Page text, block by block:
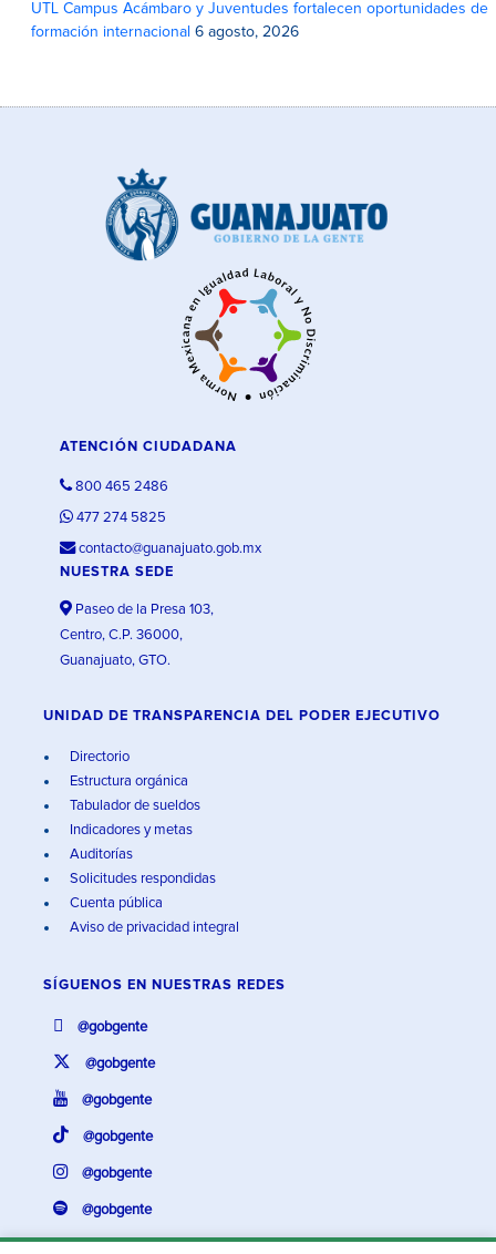
UTL Campus Acámbaro y Juventudes fortalecen oportunidades de
formación internacional 6 agosto, 2026
ATENCIÓN CIUDADANA
800 465 2486
477 274 5825
contacto@guanajuato.gob.mx
NUESTRA SEDE
Paseo de la Presa 103,
Centro, C.P. 36000,
Guanajuato, GTO.
UNIDAD DE TRANSPARENCIA DEL PODER EJECUTIVO
Directorio
Estructura orgánica
Tabulador de sueldos
Indicadores y metas
Auditorías
Solicitudes respondidas
Cuenta pública
Aviso de privacidad integral
SÍGUENOS EN NUESTRAS REDES
@gobgente
@gobgente
@gobgente
@gobgente
@gobgente
@gobgente